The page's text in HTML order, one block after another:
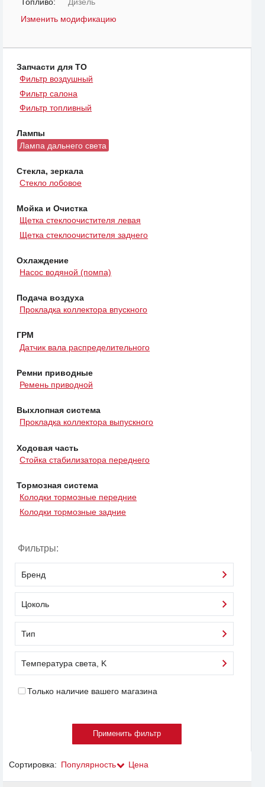
Изменить модификацию
Запчасти для ТО
Фильтр воздушный
Фильтр салона
Фильтр топливный
Лампы
Лампа дальнего света
Стекла, зеркала
Стекло лобовое
Мойка и Очистка
Щетка стеклоочистителя левая
Щетка стеклоочистителя заднего
Охлаждение
Насос водяной (помпа)
Подача воздуха
Прокладка коллектора впускного
ГРМ
Датчик вала распределительного
Ремни приводные
Ремень приводной
Выхлопная система
Прокладка коллектора выпускного
Ходовая часть
Стойка стабилизатора переднего
Тормозная система
Колодки тормозные передние
Колодки тормозные задние
Фильтры:
Бренд
Цоколь
Тип
Температура света, K
Только наличие вашего магазина
Сортировка: Популярность Цена